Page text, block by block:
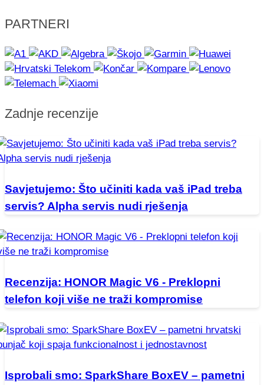
PARTNERI
Zadnje recenzije
Savjetujemo: Što učiniti kada vaš iPad treba
servis? Alpha servis nudi rješenja
Recenzija: HONOR Magic V6 - Preklopni
telefon koji više ne traži kompromise
Isprobali smo: SparkShare BoxEV – pametni